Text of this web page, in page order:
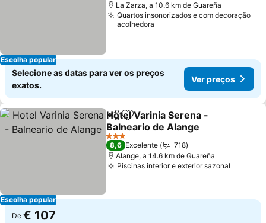
Escolha popular
La Zarza, a 10.6 km de Guareña
Quartos insonorizados e com decoração
acolhedora
Selecione as datas para ver os preços
exatos.
Ver preços
Escolha popular
PartilharAdicionar aos favoritos
Hotel Varinia Serena -
Balneario de Alange
Ver preços
3 Estrelas
8,6 Excelente
718
Alange, a 14.6 km de Guareña
Piscinas interior e exterior sazonal
De € 107